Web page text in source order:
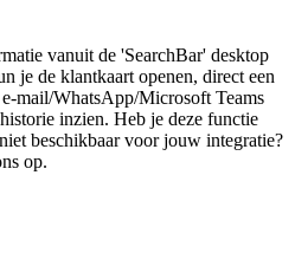
vanuit de 'SearchBar' desktop
je de klantkaart openen, direct een
mail/WhatsApp/Microsoft Teams
inzien. Heb je deze functie
beschikbaar voor jouw integratie?
op.